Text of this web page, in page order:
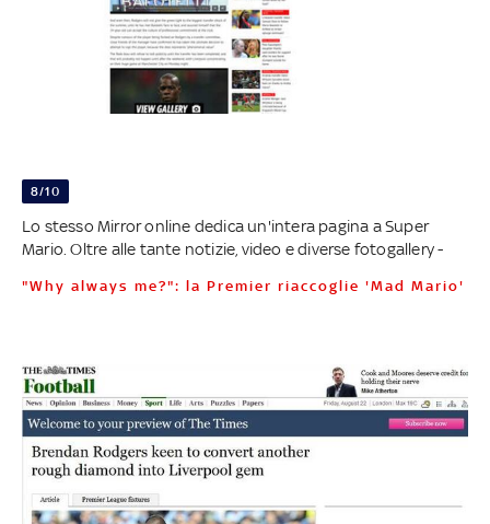
8/10
Lo stesso Mirror online dedica un'intera pagina a Super
Mario. Oltre alle tante notizie, video e diverse fotogallery -
"Why always me?": la Premier riaccoglie 'Mad Mario'